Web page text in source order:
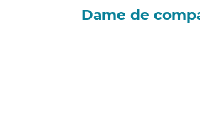
Dame de